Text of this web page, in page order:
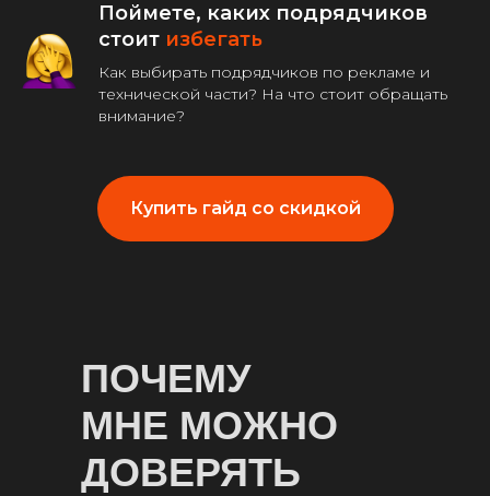
Поймете, каких подрядчиков
стоит избегать
Как выбирать подрядчиков по рекламе и
технической части? На что стоит обращать
внимание?
Купить гайд со скидкой
ПОЧЕМУ
МНЕ МОЖНО
ДОВЕРЯТЬ